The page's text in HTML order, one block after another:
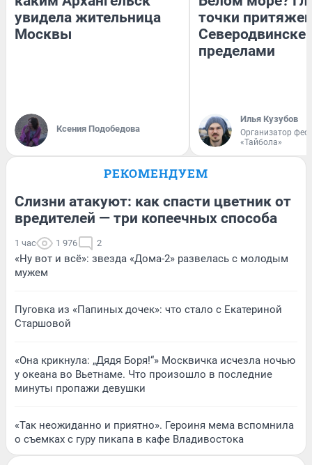
увидела жительница
Москвы
Ксения Подобедова
точки
Северодвинске
пределами
Илья Кузубов
Организатор
«Тайбола»
РЕКОМЕНДУЕМ
Слизни атакуют: как спасти цветник от
вредителей — три копеечных способа
1 час 1 976 2
«Ну вот и всё»: звезда «Дома-2» развелась с молодым
мужем
Пуговка из «Папиных дочек»: что стало с Екатериной
Старшовой
«Она крикнула: „Дядя Боря!“» Москвичка исчезла ночью
у океана во Вьетнаме. Что произошло в последние
минуты пропажи девушки
«Так неожиданно и приятно». Героиня мема вспомнила
о съемках с гуру пикапа в кафе Владивостока